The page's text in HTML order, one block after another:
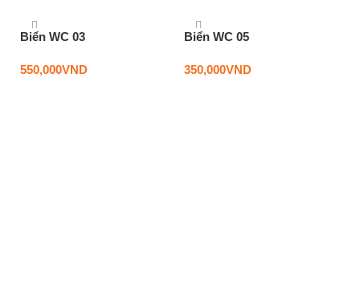
Biển WC 03
550,000VND
Biển WC 05
350,000VND